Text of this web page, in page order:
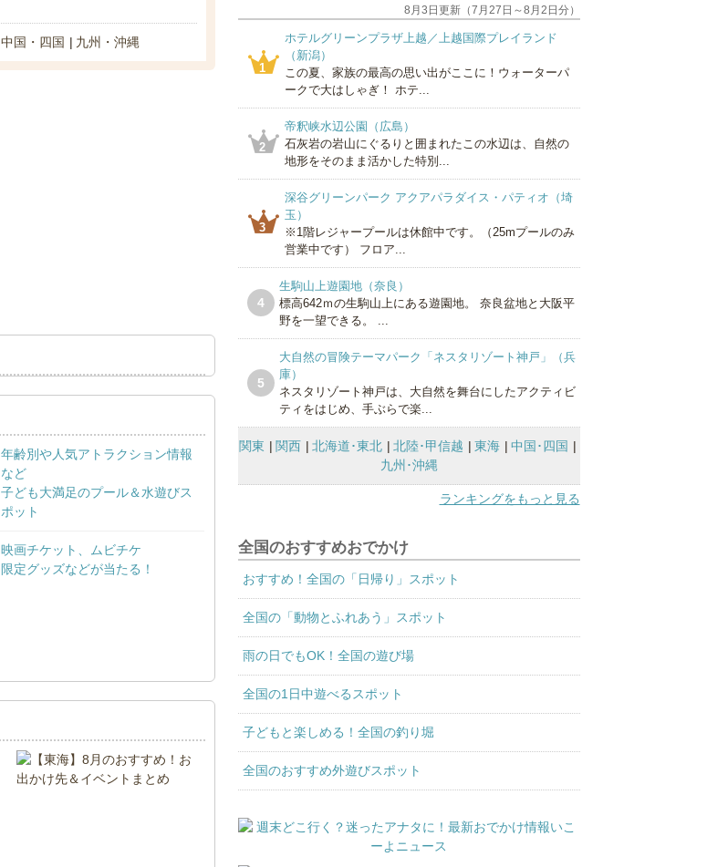
中国・四国 九州・沖縄
年齢別や人気アトラクション情報
など
子ども大満足のプール＆水遊びス
ポット
映画チケット、ムビチケ
限定グッズなどが当たる！
8月3日更新（7月27日～8月2日分）
1
ホテルグリーンプラザ上越／上越国際プレイランド
（新潟）
この夏、家族の最高の思い出がここに！ウォーターパ
ークで大はしゃぎ！ ホテ...
2
帝釈峡水辺公園（広島）
石灰岩の岩山にぐるりと囲まれたこの水辺は、自然の
地形をそのまま活かした特別...
3
深谷グリーンパーク アクアパラダイス・パティオ（埼
玉）
※1階レジャープールは休館中です。（25mプールのみ
営業中です） フロア...
4
生駒山上遊園地（奈良）
標高642ｍの生駒山上にある遊園地。 奈良盆地と大阪平
野を一望できる。 ...
5
大自然の冒険テーマパーク「ネスタリゾート神戸」（兵
庫）
ネスタリゾート神戸は、大自然を舞台にしたアクティビ
ティをはじめ、手ぶらで楽...
関東 関西 北海道･東北 北陸･甲信越 東海
中国･四国
九州･沖縄
ランキングをもっと見る
全国のおすすめおでかけ
おすすめ！全国の「日帰り」スポット
全国の「動物とふれあう」スポット
雨の日でもOK！全国の遊び場
全国の1日中遊べるスポット
子どもと楽しめる！全国の釣り堀
全国のおすすめ外遊びスポット